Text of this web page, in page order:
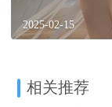
2025-02-15
相关推荐